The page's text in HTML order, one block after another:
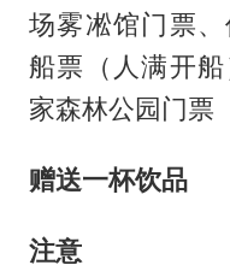
场雾凇馆门票
船票（人满开
家森林公园门票
赠送一杯饮品
注意